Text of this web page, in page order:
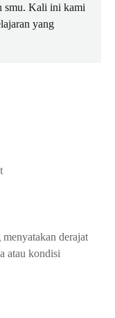
smu. Kali ini kami
yang
menyatakan derajat
atau kondisi